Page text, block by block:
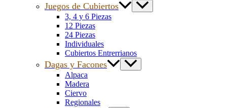
Juegos de Cubiertos
3, 4 y 6 Piezas
12 Piezas
24 Piezas
Individuales
Cubiertos Entrerrianos
Dagas y Facones
Alpaca
Madera
Ciervo
Regionales